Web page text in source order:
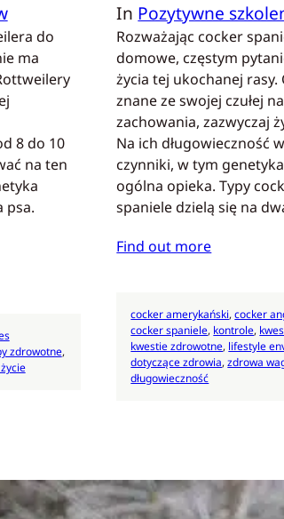
do
ma
8 do 10
na ten
psa.
zdrowotne
In Pozytywne
Rozważając cocker
domowe, częstym
życia tej ukochanej rasy.
znane ze swojej czułej
zachowania, zazwyczaj
Na ich długowieczność
czynniki, w tym
ogólna opieka. Typy
spaniele dzielą się na
Find out more
cocker amerykański, cocker
cocker spaniele, kontrole,
kwestie zdrowotne, lifestyle
dotyczące zdrowia, zdrowa
długowieczność